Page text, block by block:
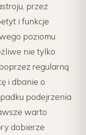
przez
i funkcje
poziomu
nie tylko
regularną
i dbanie o
podejrzenia
warto
dobierze